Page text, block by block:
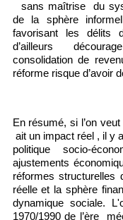
sans maîtrise du
de la sphère
favorisant les délits
d’ailleurs
consolidation de
réforme risque d’avoir
En résumé, si l’on
ait un impact réel , il y
politique socio-
ajustements
réformes structurelles
réelle et la sphère
dynamique sociale.
1970/1990 de l’ère